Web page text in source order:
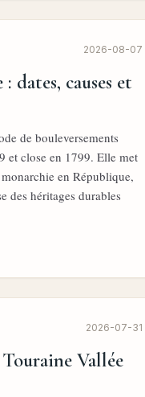
2026-08-07
dates, causes et
de bouleversements
et close en 1799. Elle met
en République,
des héritages durables
2026-07-31
Vallée